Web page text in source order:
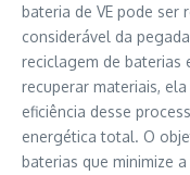
bateria de VE pode ser
considerável da
reciclagem de baterias
recuperar materiais,
eficiência desse
energética total. O
baterias que minimize